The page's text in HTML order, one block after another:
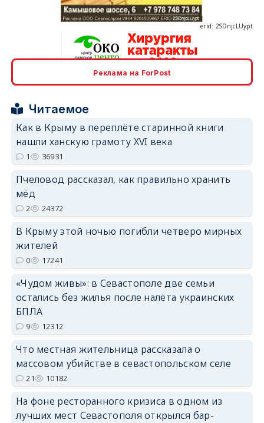
erid: 2SDnjdPjgYS
Реклама на ForPost
Читаемое
Как в Крыму в переплёте старинной книги
нашли ханскую грамоту XVI века
1 36931
Пчеловод рассказал, как правильно хранить
мёд
2 24372
В Крыму этой ночью погибли четверо мирных
жителей
0 17241
«Чудом живы»: в Севастополе две семьи
остались без жилья после налёта украинских
БПЛА
9 12312
Что местная жительница рассказала о
массовом убийстве в севастопольском селе
21 10182
На фоне ресторанного кризиса в одном из
лучших мест Севастополя открылся бар-